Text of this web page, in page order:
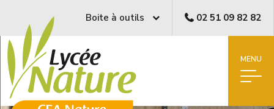
02 51 09 82 82
Boite à outils
MENU